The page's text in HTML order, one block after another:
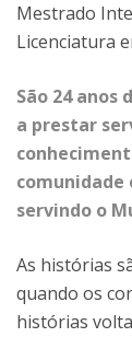
Mestrado
Licenciatura
São 24
a prestar
comunidade
servindo o
As histórias
quando os
histórias